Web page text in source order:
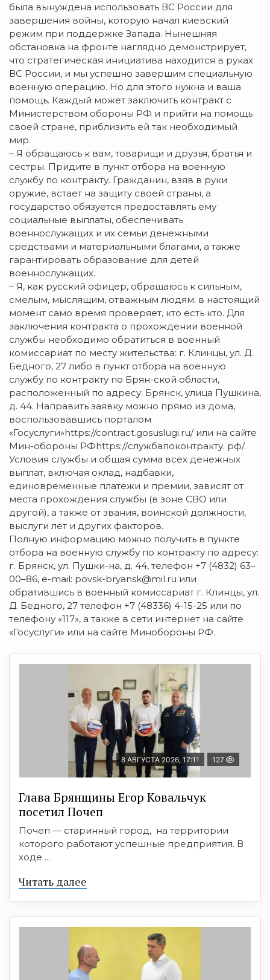
была вынуждена использовать ВС России для
завершения войны, которую начал киевский
режим при поддержке Запада. Нынешняя
обстановка на фронте наглядно демонстрирует,
что стратегическая инициатива находится в руках
ВС России, и мы успешно завершим специальную
военную операцию. Но для этого нужна и ваша
помощь. Каждый может заключить контракт с
Министерством обороны РФ и прийти на помощь
своей стране, приблизить ей так необходимый
мир.
– Я обращаюсь к вам, товарищи и друзья, братья и
сестры. Придите в пункт отбора на военную
службу по контракту. Гражданин, взяв в руки
оружие, встает на защиту своей страны, а
государство обязуется предоставлять ему
социальные выплаты, обеспечивать
военнослужащих и их семьи денежными
средствами и материальными благами, а также
гарантировать образование для детей
военнослужащих.
– Я, как русский офицер, обращаюсь к сильным,
смелым, мыслящим, отважным людям: в настоящий
момент само время проверяет, кто есть кто. Для
заключения контракта о прохождении военной
службы необходимо обратиться в военный
комиссариат по месту жительства: г. Клинцы, ул. Д.
Бедного, 27 либо в пункт отбора на военную
службу по контракту по Брян-ской области,
расположенный по адресу: Брянск, улица Пушкина,
д. 44. Направить заявку можно прямо из дома,
воспользовавшись порталом
«Госуслуги»https://contract.gosuslugi.ru/ или на сайте
Мин-обороны РФhttps://службапоконтракту. рф/.
Условия службы и общая сумма всех денежных
выплат, включая оклад, надбавки,
единовременные платежи и премии, зависят от
места прохождения службы (в зоне СВО или
другой), а также от звания, воинской должности,
выслуги лет и других факторов.
Полную информацию можно получить в пункте
отбора на военную службу по контракту по адресу:
г. Брянск, ул. Пушки-на, д. 44, телефон +7 (4832) 63–
00–86, e-mail: povsk-bryansk@mil.ru или
обратившись в военный комиссариат г. Клинцы, ул.
Д. Бедного, 27 телефон +7 (48336) 4-15-25 или по
телефону «117», а также в сети интернет на сайте
«Госуслуги» или на сайте Минобороны РФ.
8 АВГУСТА 2026, 17:11 127
Глава Брянщины Егор Ковальчук
посетил Почеп
Почеп — старинный город, на территории
которого работают успешные предприятия. В
ходе ...
Читать далее